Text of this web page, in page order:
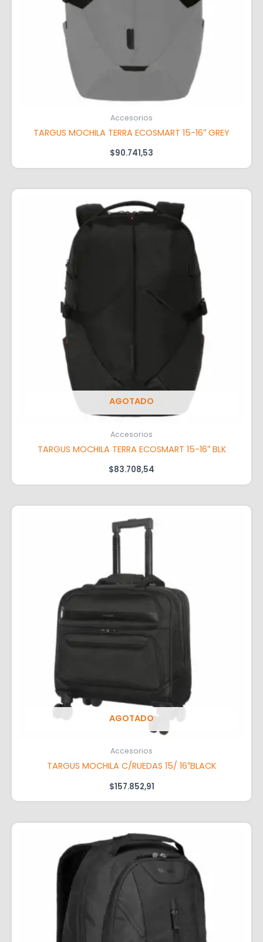
Accesorios
TARGUS MOCHILA TERRA ECOSMART 15-16″ GREY
$90.741,53
AGOTADO
Accesorios
TARGUS MOCHILA TERRA ECOSMART 15-16″ BLK
$83.708,54
AGOTADO
Accesorios
TARGUS MOCHILA C/RUEDAS 15/ 16″BLACK
$157.852,91